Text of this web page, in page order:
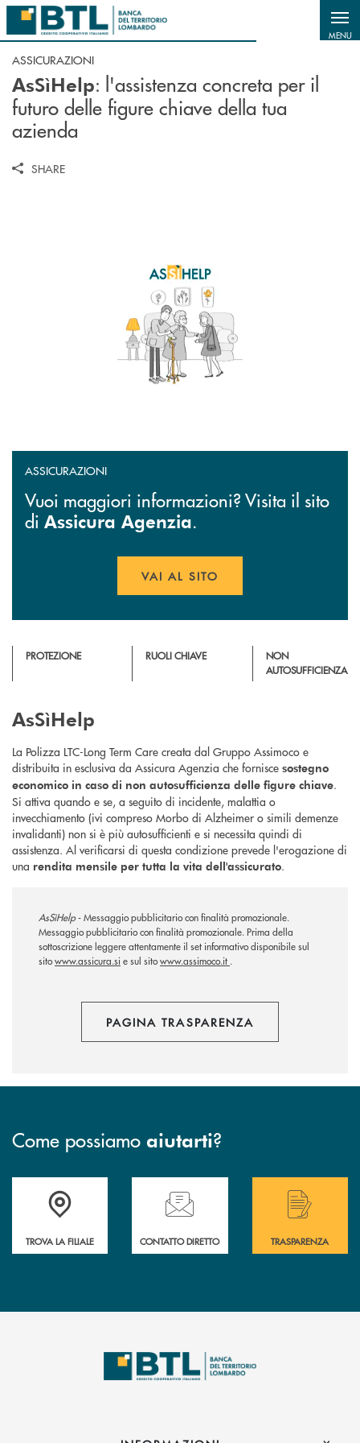
Salta al contenuto principale
MENU
ASSICURAZIONI
AsSìHelp: l'assistenza concreta per il
futuro delle figure chiave della tua
azienda
SHARE
ASSICURAZIONI
Vuoi maggiori informazioni? Visita il sito
di Assicura Agenzia.
VAI AL SITO
PROTEZIONE RUOLI CHIAVE
NON
AUTOSUFFICIENZA
AsSìHelp
La Polizza LTC-Long Term Care creata dal Gruppo Assimoco e
distribuita in esclusiva da Assicura Agenzia che fornisce sostegno
economico in caso di non autosufficienza delle figure chiave.
Si attiva quando e se, a seguito di incidente, malattia o
invecchiamento (ivi compreso Morbo di Alzheimer o simili demenze
invalidanti) non si è più autosufficienti e si necessita quindi di
assistenza. Al verificarsi di questa condizione prevede l'erogazione di
una rendita mensile per tutta la vita dell'assicurato.
AsSìHelp- Messaggio pubblicitario con finalità promozionale.
Messaggio pubblicitario con finalità promozionale. Prima della
sottoscrizione leggere attentamente il set informativo disponibile sul
sitowww.assicura.sie sul sitowww.assimoco.it .
PAGINA TRASPARENZA
Come possiamo aiutarti?
Accedi all' elenco completo delle filiali .
TROVA LA FILIALE
Hai bisogno di assistenza immediata?
CONTATTO DIRETTO
Hai bisogno di
TRASPARENZA